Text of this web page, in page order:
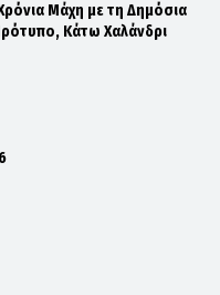
Μάχη με τη Δημόσια
Κάτω Χαλάνδρι